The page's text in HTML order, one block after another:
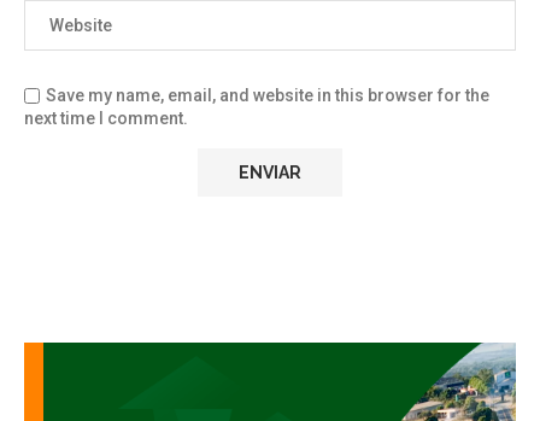
Save my name, email, and website in this browser for the
next time I comment.